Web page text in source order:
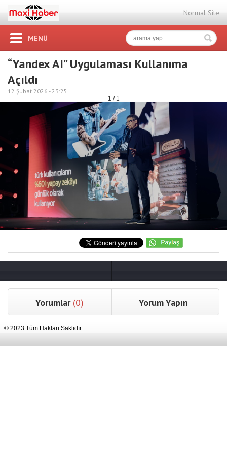
Normal Site
MENÜ
“Yandex AI” Uygulaması Kullanıma
Açıldı
12 Şubat 2026 -23:25
1 / 1
Yorumlar (0) Yorum Yapın
© 2023 Tüm Hakları Saklıdır .